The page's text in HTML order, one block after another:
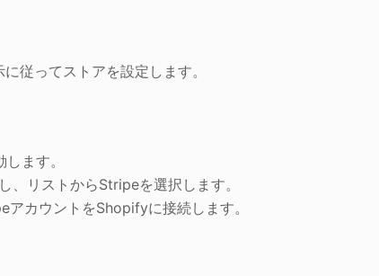
従ってストアを設定します。
ます。
、リストからStripeを選択します。
アカウントをShopifyに接続します。